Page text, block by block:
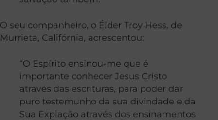
O seu companheiro, o Élder Troy Hess, de
Murrieta, Califórnia, acrescentou:
“O Espírito ensinou-me que é
importante conhecer Jesus Cristo
através das escrituras, para poder dar
puro testemunho da sua divindade e da
Sua Expiação através dos ensinamentos